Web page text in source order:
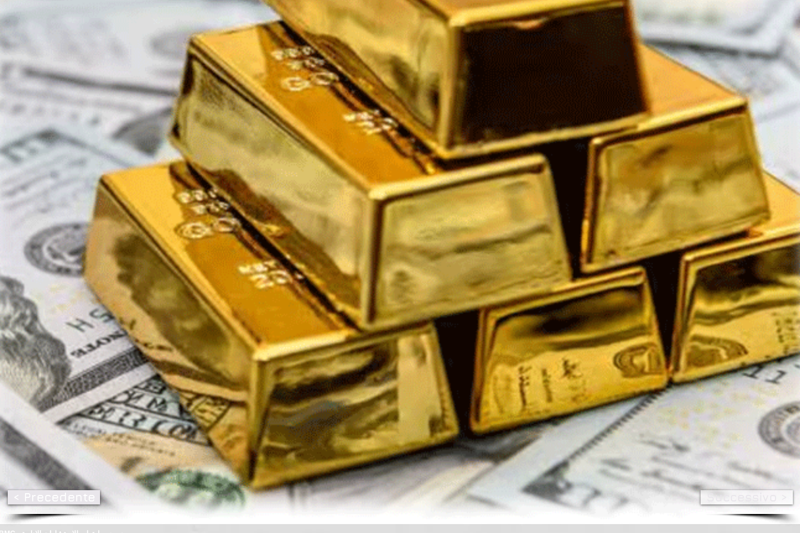
< Precedente Successivo >